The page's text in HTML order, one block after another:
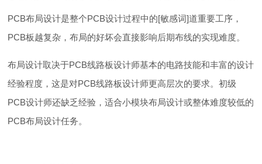
PCB布局设计是整个PCB设计过程中的[敏感词]道重要工序，
PCB板越复杂，布局的好坏会直接影响后期布线的实现难度。
布局设计取决于PCB线路板设计师基本的电路技能和丰富的设计
经验程度，这是对PCB线路板设计师更高层次的要求。初级
PCB设计师还缺乏经验，适合小模块布局设计或整体难度较低的
PCB布局设计任务。